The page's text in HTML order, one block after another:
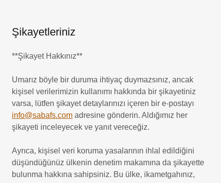
Şikayetleriniz
**Şikayet Hakkınız**
Umarız böyle bir duruma ihtiyaç duymazsınız, ancak
kişisel verilerimizin kullanımı hakkında bir şikayetiniz
varsa, lütfen şikayet detaylarınızı içeren bir e-postayı
info@sabafs.com adresine gönderin. Aldığımız her
şikayeti inceleyecek ve yanıt vereceğiz.
Ayrıca, kişisel veri koruma yasalarının ihlal edildiğini
düşündüğünüz ülkenin denetim makamına da şikayette
bulunma hakkına sahipsiniz. Bu ülke, ikametgahınız,